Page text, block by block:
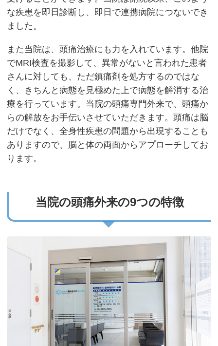
な疾患を即日診断し、即日で連携病院につないでき
ました。
また当院は、頭痛治療にも力を入れています。他院
でMRI検査を撮影して、異常がないと言われた患者
さんに対しても、ただ鎮痛剤を処方するのではな
く、きちんと病態を見極めた上で病態を解消する治
療を行っています。当院の頭痛専門外来で、頭痛か
らの解放をお手伝いさせていただきます。頭痛は脳
だけでなく、全身性疾患の問題から出現することも
ありますので、脳と体の両面からアプローチしてお
ります。
当院の頭痛外来の9つの特徴